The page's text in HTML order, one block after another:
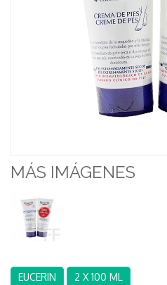
MÁS IMÁGENES
EUCERIN
2 X 100 ML